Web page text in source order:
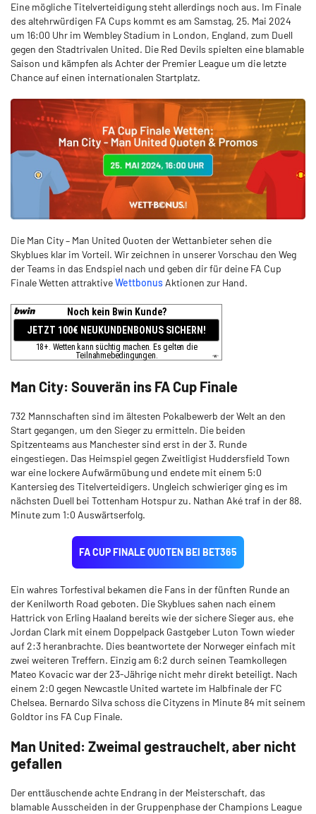
Eine mögliche Titelverteidigung steht allerdings noch aus. Im Finale
des altehrwürdigen FA Cups kommt es am Samstag, 25. Mai 2024
um 16:00 Uhr im Wembley Stadium in London, England, zum Duell
gegen den Stadtrivalen United. Die Red Devils spielten eine blamable
Saison und kämpfen als Achter der Premier League um die letzte
Chance auf einen internationalen Startplatz.
Die Man City – Man United Quoten der Wettanbieter sehen die
Skyblues klar im Vorteil. Wir zeichnen in unserer Vorschau den Weg
der Teams in das Endspiel nach und geben dir für deine FA Cup
Finale Wetten attraktiveWettbonus Aktionen zur Hand.
Man City: Souverän ins FA Cup Finale
732 Mannschaften sind im ältesten Pokalbewerb der Welt an den
Start gegangen, um den Sieger zu ermitteln. Die beiden
Spitzenteams aus Manchester sind erst in der 3. Runde
eingestiegen. Das Heimspiel gegen Zweitligist Huddersfield Town
war eine lockere Aufwärmübung und endete mit einem 5:0
Kantersieg des Titelverteidigers. Ungleich schwieriger ging es im
nächsten Duell bei Tottenham Hotspur zu. Nathan Aké traf in der 88.
Minute zum 1:0 Auswärtserfolg.
FA CUP FINALE QUOTEN BEI BET365
Ein wahres Torfestival bekamen die Fans in der fünften Runde an
der Kenilworth Road geboten. Die Skyblues sahen nach einem
Hattrick von Erling Haaland bereits wie der sichere Sieger aus, ehe
Jordan Clark mit einem Doppelpack Gastgeber Luton Town wieder
auf 2:3 heranbrachte. Dies beantwortete der Norweger einfach mit
zwei weiteren Treffern. Einzig am 6:2 durch seinen Teamkollegen
Mateo Kovacic war der 23-Jährige nicht mehr direkt beteiligt. Nach
einem 2:0 gegen Newcastle United wartete im Halbfinale der FC
Chelsea. Bernardo Silva schoss die Cityzens in Minute 84 mit seinem
Goldtor ins FA Cup Finale.
Man United: Zweimal gestrauchelt, aber nicht
gefallen
Der enttäuschende achte Endrang in der Meisterschaft, das
blamable Ausscheiden in der Gruppenphase der Champions League